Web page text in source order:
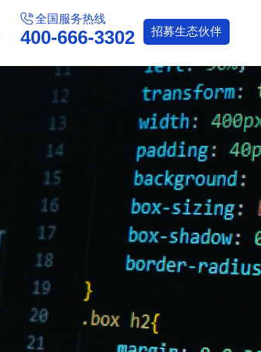
全国服务热线
400-666-3302 招募生态伙伴